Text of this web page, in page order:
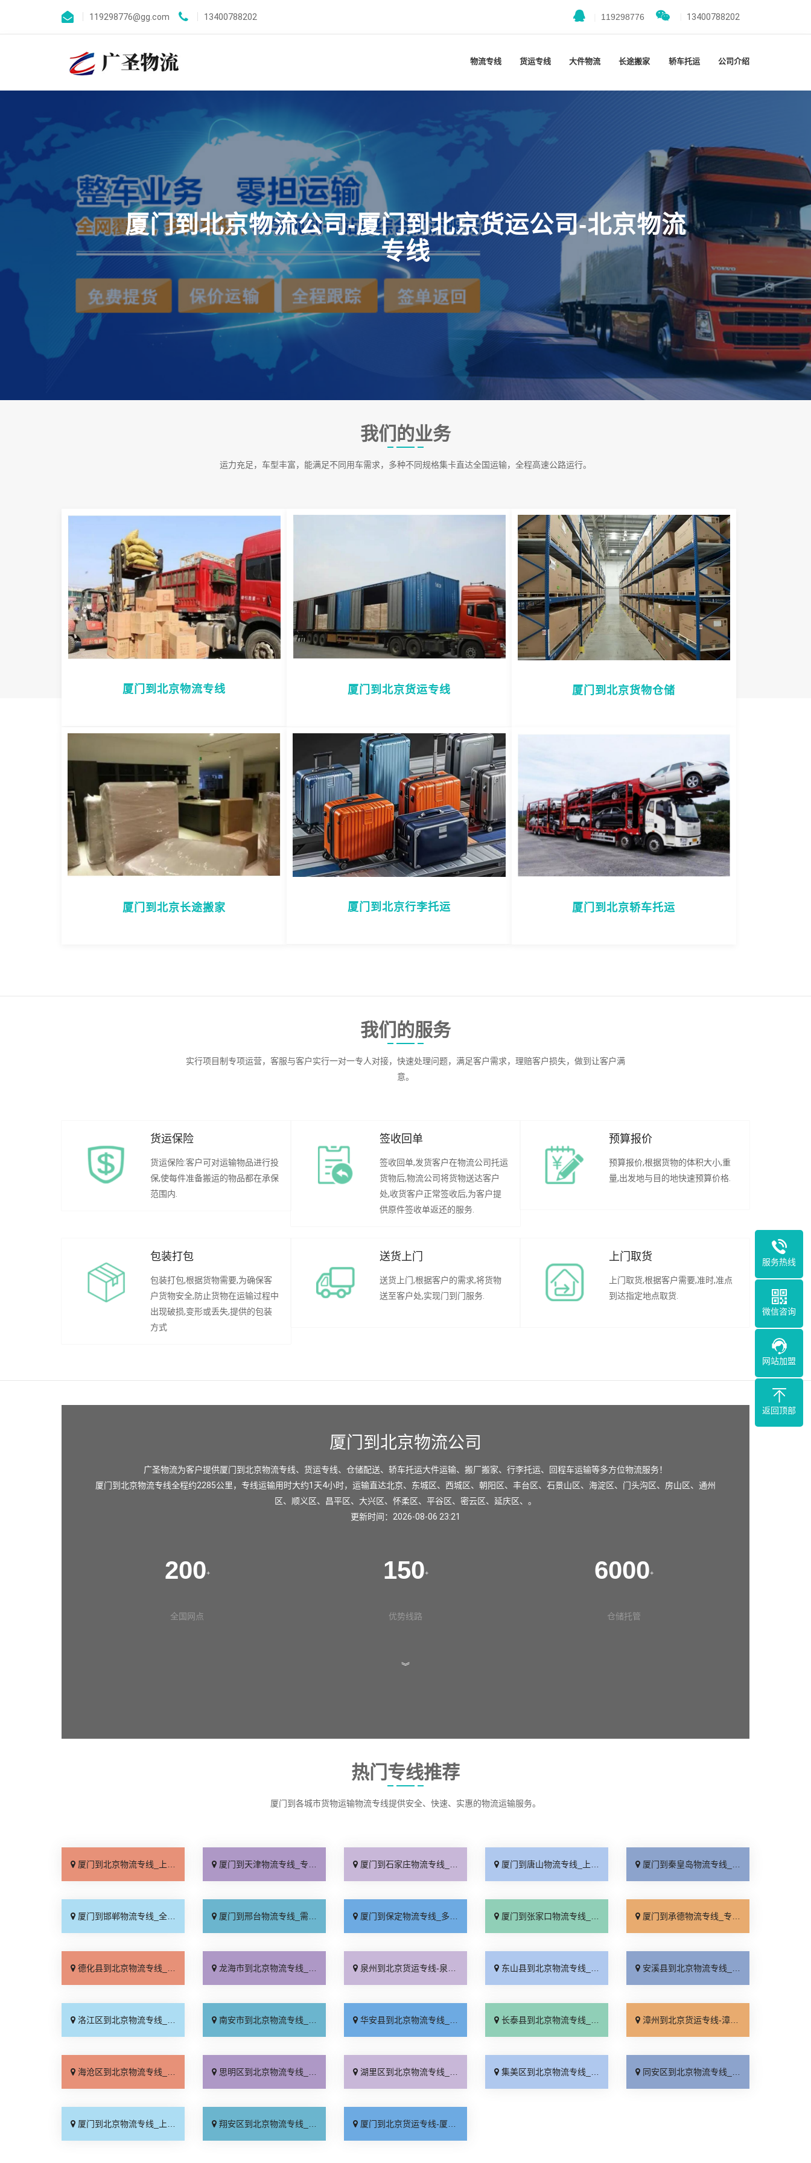
119298776@gg.com 13400788202 119298776 13400788202
物流专线 货运专线 大件物流 长途搬家 轿车托运 公司介绍
厦门到北京物流公司-厦门到北京货运公司-北京物流
专线
我们的业务
运力充足，车型丰富，能满足不同用车需求，多种不同规格集卡直达全国运输，全程高速公路运行。
厦门到北京物流专线 厦门到北京货运专线 厦门到北京货物仓储
厦门到北京长途搬家 厦门到北京行李托运 厦门到北京轿车托运
我们的服务
实行项目制专项运营，客服与客户实行一对一专人对接，快速处理问题，满足客户需求，理赔客户损失，做到让客户满
意。
货运保险
货运保险:客户可对运输物品进行投
保,使每件准备搬运的物品都在承保
范围内.
签收回单
签收回单,发货客户在物流公司托运
货物后,物流公司将货物送达客户
处,收货客户正常签收后,为客户提
供原件签收单返还的服务.
预算报价
预算报价,根据货物的体积大小,重
量,出发地与目的地快速预算价格.
包装打包
包装打包,根据货物需要,为确保客
户货物安全,防止货物在运输过程中
出现破损,变形或丢失,提供的包装
方式
送货上门
送货上门,根据客户的需求,将货物
送至客户处,实现门到门服务.
上门取货
上门取货,根据客户需要,准时,准点
到达指定地点取货.
厦门到北京物流公司
广圣物流为客户提供厦门到北京物流专线、货运专线、仓储配送、轿车托运大件运输、搬厂搬家、行李托运、回程车运输等多方位物流服务！
厦门到北京物流专线全程约2285公里，专线运输用时大约1天4小时，运输直达北京、 东城区、 西城区、 朝阳区、 丰台区、 石景山区、 海淀区、 门头沟区、 房山区、 通州
区、 顺义区、 昌平区、 大兴区、 怀柔区、 平谷区、 密云区、 延庆区、。
更新时间：2026-08-06 23:21
200+
全国网点
150+
优势线路
6000+
仓储托管
︾
热门专线推荐
厦门到各城市货物运输物流专线提供安全、快速、实惠的物流运输服务。
厦门到北京物流专线_上门取件「不随意加价」 厦门到天津物流专线_专线快运「直通专线」 厦门到石家庄物流专线_多久能到「诚信为先」 厦门到唐山物流专线_上门提货「准时准点」 厦门到秦皇岛物流专线_高速快运「整车配货」
厦门到邯郸物流专线_全境到达「无需中转」 厦门到邢台物流专线_需要几天「要多少钱」 厦门到保定物流专线_多少一吨「定点发车」 厦门到张家口物流专线_专线快运「运价查询」 厦门到承德物流专线_专线快运「零担配货」
德化县到北京物流专线_资质齐全「随叫随到」 龙海市到北京物流专线_按时送达「服务周到」 泉州到北京货运专线-泉州到北京物流公司_急你所需「托运省心」 东山县到北京物流专线_无需中转「急你所需」 安溪县到北京物流专线_需要几天「准时到货」
洛江区到北京物流专线_全程无虑「费用多少」 南安市到北京物流专线_收费介绍「物流拼车」 华安县到北京物流专线_合理收费「每日发车」 长泰县到北京物流专线_费用多少「急你所需」 漳州到北京货运专线-漳州到北京物流公司_费用多少「直达特快专线」
海沧区到北京物流专线_价格透明「收费标准」 思明区到北京物流专线_每日发车「急你所需」 湖里区到北京物流专线_运价行情「定点发车」 集美区到北京物流专线_实时反馈「天天发车」 同安区到北京物流专线_全程直达「上门提货」
厦门到北京物流专线_上门取件「不随意加价」 翔安区到北京物流专线_天天发车「多年经验」 厦门到北京货运专线-厦门到北京物流公司_省事省心「全境配送」
服务热线
微信咨询
网站加盟
返回顶部